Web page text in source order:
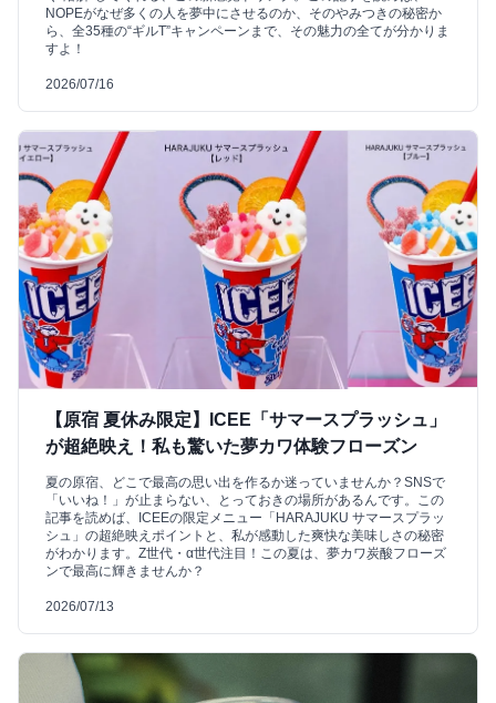
NOPEがなぜ多くの人を夢中にさせるのか、そのやみつきの秘密か
ら、全35種の“ギルT”キャンペーンまで、その魅力の全てが分かりま
すよ！
2026/07/16
【原宿 夏休み限定】ICEE「サマースプラッシュ」
が超絶映え！私も驚いた夢カワ体験フローズン
夏の原宿、どこで最高の思い出を作るか迷っていませんか？SNSで
「いいね！」が止まらない、とっておきの場所があるんです。この
記事を読めば、ICEEの限定メニュー「HARAJUKU サマースプラッ
シュ」の超絶映えポイントと、私が感動した爽快な美味しさの秘密
がわかります。Z世代・α世代注目！この夏は、夢カワ炭酸フローズ
ンで最高に輝きませんか？
2026/07/13